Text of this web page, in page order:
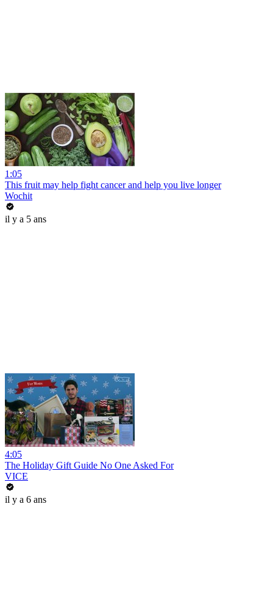
1:05
This fruit may help fight cancer and help you live longer
Wochit
il y a 5 ans
4:05
The Holiday Gift Guide No One Asked For
VICE
il y a 6 ans